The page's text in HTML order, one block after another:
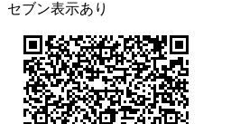
セブン表示あり